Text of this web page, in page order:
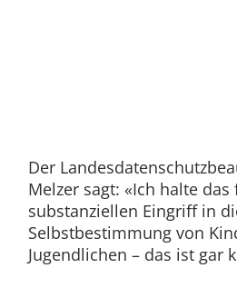
Der
Melzer sagt: «Ich halte das
substanziellen Eingriff in
Selbstbestimmung von
Jugendlichen – das ist gar